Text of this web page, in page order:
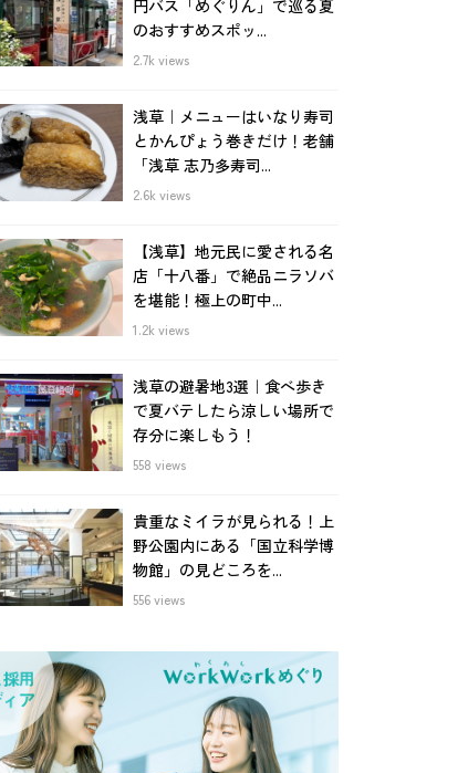
円バス「めぐりん」で巡る夏
のおすすめスポッ...
2.7k views
浅草｜メニューはいなり寿司
とかんぴょう巻きだけ！老舗
「浅草 志乃多寿司...
2.6k views
【浅草】地元民に愛される名
店「十八番」で絶品ニラソバ
を堪能！極上の町中...
1.2k views
浅草の避暑地3選｜食べ歩き
で夏バテしたら涼しい場所で
存分に楽しもう！
558 views
貴重なミイラが見られる！上
野公園内にある「国立科学博
物館」の見どころを...
556 views